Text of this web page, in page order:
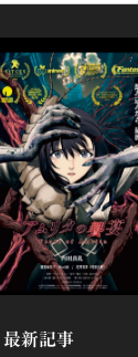
最新記事